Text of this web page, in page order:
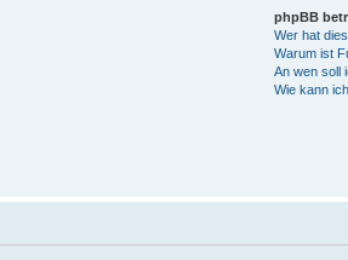
phpBB
Wer hat
Warum ist
An wen soll
Wie kann